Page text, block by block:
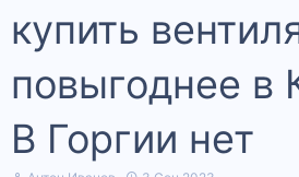
купить
повыгоднее в
В Горгии нет